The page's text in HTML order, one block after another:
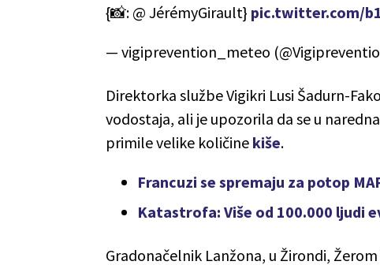
{📸: @ JérémyGirault} pic.twitter.com/
— vigiprevention_meteo
Direktorka službe Vigikri Lusi Šadurn-
vodostaja, ali je upozorila da se u
primile velike količine kiše.
Francuzi se spremaju za potop
Katastrofa: Više od 100.000 ljudi
Gradonačelnik Lanžona, u Žirondi,